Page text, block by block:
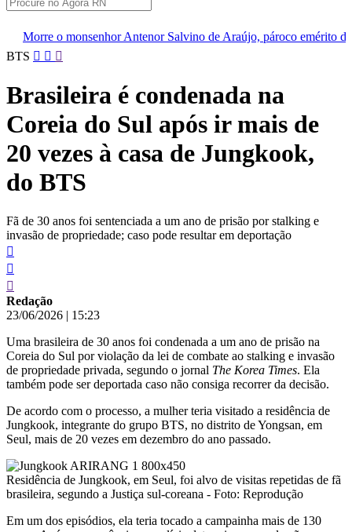
Antenor Salvino de Araújo, pároco emérito de Sant’Ana de Caicó
Pular
conteúdo
BTS
Brasileira é condenada na
Coreia do Sul após ir mais de
20 vezes à casa de Jungkook,
do BTS
Fã de 30 anos foi sentenciada a um ano de prisão por stalking e
invasão de propriedade; caso pode resultar em deportação
Redação
23/06/2026 | 15:23
Uma brasileira de 30 anos foi condenada a um ano de prisão na
Coreia do Sul por violação da lei de combate ao stalking e invasão
de propriedade privada, segundo o jornal The Korea Times. Ela
também pode ser deportada caso não consiga recorrer da decisão.
De acordo com o processo, a mulher teria visitado a residência de
Jungkook, integrante do grupo BTS, no distrito de Yongsan, em
Seul, mais de 20 vezes em dezembro do ano passado.
Residência de Jungkook, em Seul, foi alvo de visitas repetidas de fã
brasileira, segundo a Justiça sul-coreana - Foto: Reprodução
Em um dos episódios, ela teria tocado a campainha mais de 130